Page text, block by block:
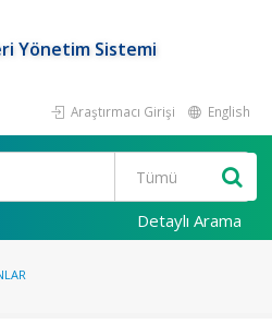
Yönetim Sistemi
Araştırmacı Girişi English
Detaylı Arama